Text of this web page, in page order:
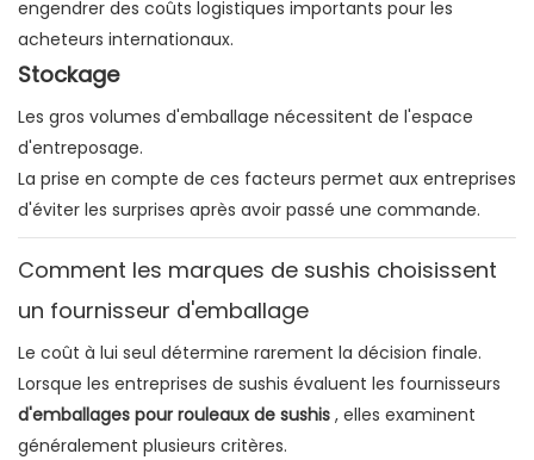
engendrer des coûts logistiques importants pour les
acheteurs internationaux.
Stockage
Les gros volumes d'emballage nécessitent de l'espace
d'entreposage.
La prise en compte de ces facteurs permet aux entreprises
d'éviter les surprises après avoir passé une commande.
Comment les marques de sushis choisissent
un fournisseur d'emballage
Le coût à lui seul détermine rarement la décision finale.
Lorsque les entreprises de sushis évaluent les fournisseurs
d'emballages pour rouleaux de sushis , elles examinent
généralement plusieurs critères.